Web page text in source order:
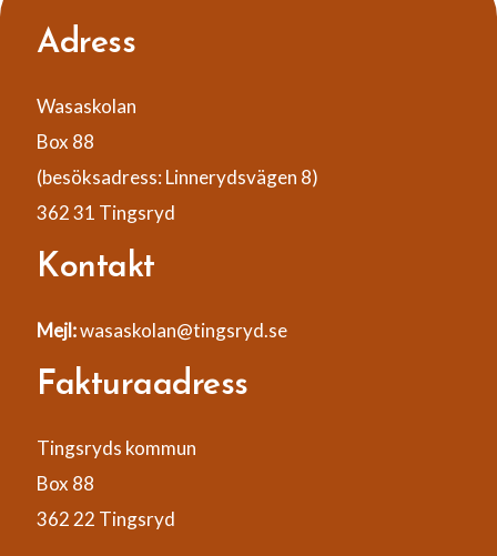
Adress
Wasaskolan
Box 88
(besöksadress: Linnerydsvägen 8)
362 31 Tingsryd
Kontakt
Mejl:wasaskolan@tingsryd.se
Fakturaadress
Tingsryds kommun
Box 88
362 22 Tingsryd